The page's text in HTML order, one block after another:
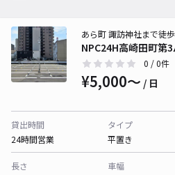
NPC24H高崎田町第
あら町 諏訪神社まで徒
0 / 0件
¥5,000〜 / 日
貸出時間
24時間営業
タイプ
平置き
長さ
車幅